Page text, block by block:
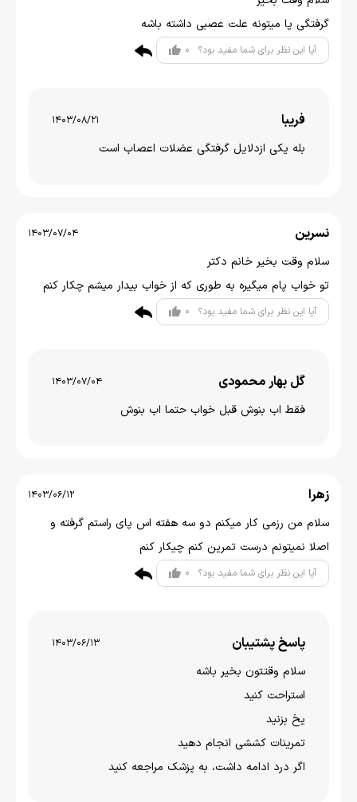
گرفتگی پا میتونه علت عصبی داشته باشه
آیا این نظر برای شما مفید بود؟ 0
فریبا 1403/08/21
بله یکی ازدلایل گرفتگی عضلات اعصاب است
نسرین 1403/07/04
سلام وقت بخیر خانم دکتر
تو خواب پام میگیره به طوری که از خواب بیدار میشم چکار کنم
آیا این نظر برای شما مفید بود؟ 0
گل بهار محمودی 1403/07/04
فقط اب بنوش قبل خواب حتما اب بنوش
زهرا 1403/06/12
سلام من رزمی کار میکنم دو سه هفته اس پای راستم گرفته و
اصلا نمیتونم درست تمرین کنم چیکار کنم
آیا این نظر برای شما مفید بود؟ 0
پاسخ پشتیبان 1403/06/13
سلام وقتتون بخير باشه
استراحت کنید
یخ بزنید
تمرینات کششی انجام دهید
اگر درد ادامه داشت، به پزشک مراجعه کنید